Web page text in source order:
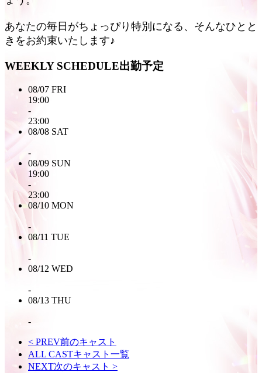
あなたの毎日がちょっぴり特別になる、そんなひとと
きをお約束いたします♪
WEEKLY SCHEDULE出勤予定
08/07 FRI
19:00
-
23:00
08/08 SAT
-
08/09 SUN
19:00
-
23:00
08/10 MON
-
08/11 TUE
-
08/12 WED
-
08/13 THU
-
< PREV前のキャスト
ALL CASTキャスト一覧
NEXT次のキャスト >